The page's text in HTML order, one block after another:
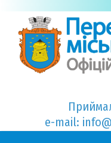
e-mail: